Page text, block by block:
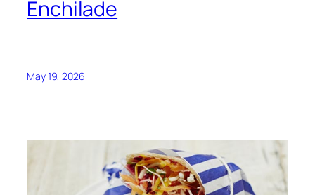
Enchilade
May 19, 2026